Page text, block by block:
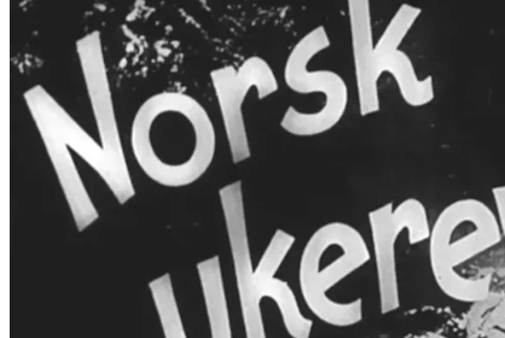
Leverandør:
Norgesfilm AS
Lisens:
Filmrevyer fra det okkuperte Norge laget på oppdrag av
KUNSTNERFORBUNDET 3)WESSELJUBILEET
LÆRERINNER 6)REICHSFRAUENFÜHRERIN
NATIONALTHEATRET 9)FRA UTSTILLINGEN
PARADERER PÅ SLOTTSPLASSEN
01.12.2024